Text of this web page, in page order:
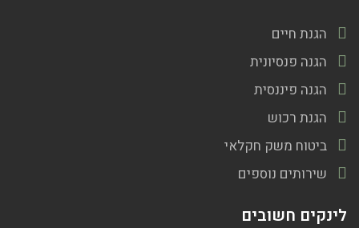
הגנת חיים
הגנה פנסיונית
הגנה פיננסית
הגנת רכוש
ביטוח משק חקלאי
שירותים נוספים
לינקים חשובים